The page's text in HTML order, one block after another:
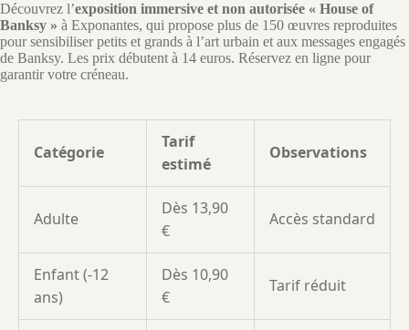
Découvrez l’exposition immersive et non autorisée « House of
Banksy » à Exponantes, qui propose plus de 150 œuvres reproduites
pour sensibiliser petits et grands à l’art urbain et aux messages engagés
de Banksy. Les prix débutent à 14 euros. Réservez en ligne pour
garantir votre créneau.
Catégorie
Tarif
estimé
Observations
Adulte
Dès 13,90
€
Accès standard
Enfant (-12
ans)
Dès 10,90
€
Tarif réduit